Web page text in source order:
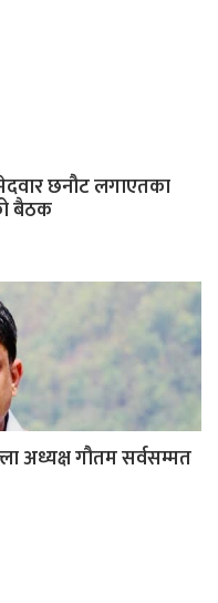
छनौट लगाएतका
बैठक
अध्यक्ष गौतम सर्वसम्मत